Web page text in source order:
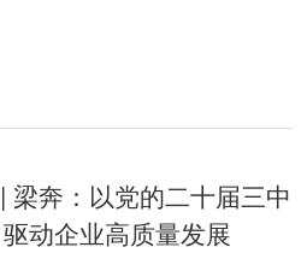
梁奔：以党的二十届三中
动企业高质量发展